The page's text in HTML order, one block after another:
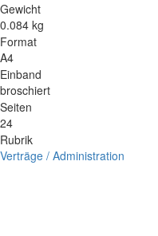
Gewicht
0.084 kg
Format
A4
Einband
broschiert
Seiten
24
Rubrik
Verträge / Administration